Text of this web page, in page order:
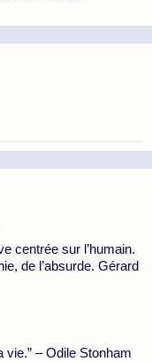
centrée sur l’humain.
de l’absurde. Gérard
vie.” – Odile Stonham